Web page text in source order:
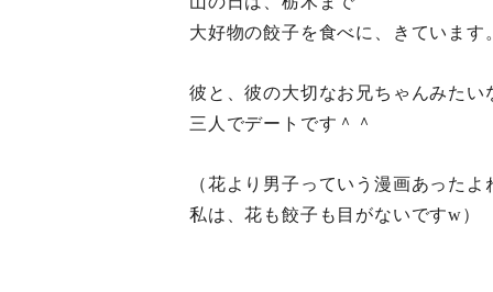
大好物の餃子を食べに、きています
彼と、彼の大切なお兄ちゃんみたい
三人でデートです＾＾
（花より男子っていう漫画あったよ
私は、花も餃子も目がないですw）